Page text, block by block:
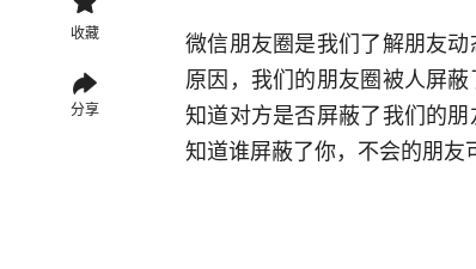
收藏
分享
微信朋友圈是我们了解朋友
原因，我们的朋友圈被人屏
知道对方是否屏蔽了我们的
知道谁屏蔽了你，不会的朋友